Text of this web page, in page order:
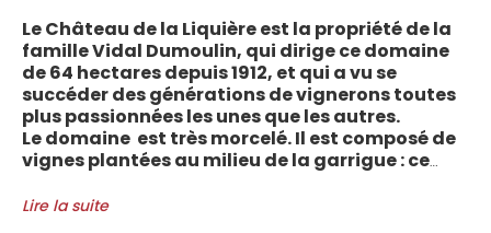
Le Château de la Liquière est la propriété de la
famille Vidal Dumoulin, qui dirige ce domaine
de 64 hectares depuis 1912, et qui a vu se
succéder des générations de vignerons toutes
plus passionnées les unes que les autres.
Le domaine est très morcelé. Il est composé de
vignes plantées au milieu de la garrigue : ce
entre les villages d’Autignac, Caussiniojouls,
Lire la suite